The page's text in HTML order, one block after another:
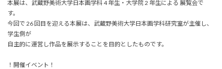
本展は、武蔵野美術大学日本画学科 4 年生・大学院 2 年生による 展覧会で
す。
今回で 26 回目を迎える本展は、武蔵野美術大学日本画学科研究室が主催し、
学生側が
自主的に運営し作品を展示することを目的としたものです。
！開催イベント！